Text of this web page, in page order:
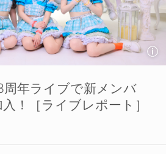
年ライブで新メンバ
！［ライブレポート］